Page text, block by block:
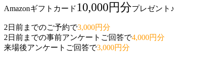
Amazonギフトカード 10,000円分プレゼント♪
2日前までのご予約で3,000円分
2日前までの事前アンケートご回答で4,000円分
来場後アンケートご回答で3,000円分